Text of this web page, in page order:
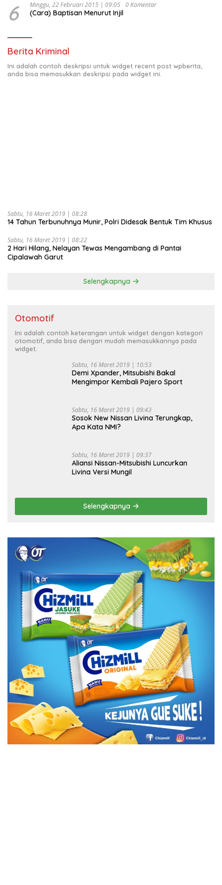
6 Minggu, 22 Februari 2015 | 09:05 0 Komentar
(Cara) Baptisan Menurut Injil
Berita Kriminal
Ini adalah contoh deskripsi untuk widget recent post wpberita,
anda bisa memasukkan deskripsi pada widget ini.
Sabtu, 16 Maret 2019 | 08:28
14 Tahun Terbunuhnya Munir, Polri Didesak Bentuk Tim Khusus
Sabtu, 16 Maret 2019 | 08:22
2 Hari Hilang, Nelayan Tewas Mengambang di Pantai
Cipalawah Garut
Selengkapnya
Otomotif
Ini adalah contoh keterangan untuk widget dengan kategori
otomotif, anda bisa dengan mudah memasukkannya pada
widget.
Sabtu, 16 Maret 2019 | 10:53
Demi Xpander, Mitsubishi Bakal
Mengimpor Kembali Pajero Sport
Sabtu, 16 Maret 2019 | 09:43
Sosok New Nissan Livina Terungkap,
Apa Kata NMI?
Sabtu, 16 Maret 2019 | 09:37
Aliansi Nissan-Mitsubishi Luncurkan
Livina Versi Mungil
Selengkapnya